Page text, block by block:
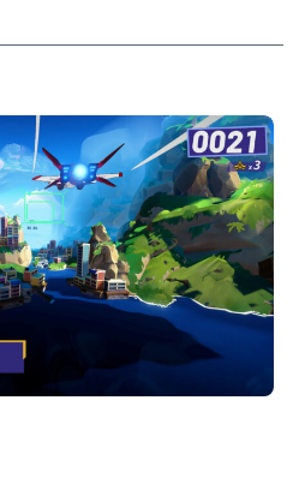
ü
r
"
G
a
m
e